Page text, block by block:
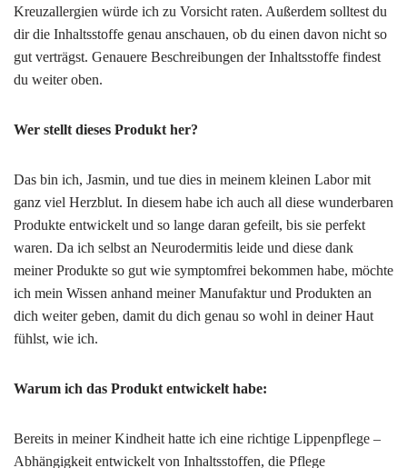
Kreuzallergien würde ich zu Vorsicht raten. Außerdem solltest du
dir die Inhaltsstoffe genau anschauen, ob du einen davon nicht so
gut verträgst. Genauere Beschreibungen der Inhaltsstoffe findest
du weiter oben.
Wer stellt dieses Produkt her?
Das bin ich, Jasmin, und tue dies in meinem kleinen Labor mit
ganz viel Herzblut. In diesem habe ich auch all diese wunderbaren
Produkte entwickelt und so lange daran gefeilt, bis sie perfekt
waren. Da ich selbst an Neurodermitis leide und diese dank
meiner Produkte so gut wie symptomfrei bekommen habe, möchte
ich mein Wissen anhand meiner Manufaktur und Produkten an
dich weiter geben, damit du dich genau so wohl in deiner Haut
fühlst, wie ich.
Warum ich das Produkt entwickelt habe:
Bereits in meiner Kindheit hatte ich eine richtige Lippenpflege –
Abhängigkeit entwickelt von Inhaltsstoffen, die Pflege